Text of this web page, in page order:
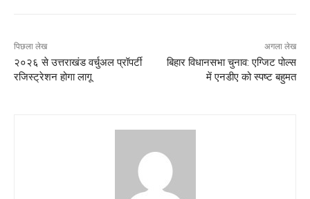
पिछला लेख
२०२६ से उत्तराखंड वर्चुअल प्रॉपर्टी
रजिस्ट्रेशन होगा लागू
अगला लेख
बिहार विधानसभा चुनाव: एग्जिट पोल्स
में एनडीए को स्पष्ट बहुमत